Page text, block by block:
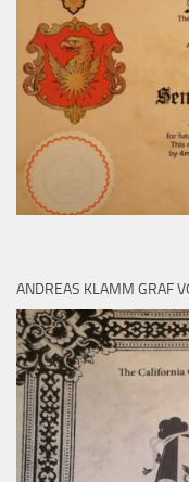
ANDREAS KLAMM GRAF